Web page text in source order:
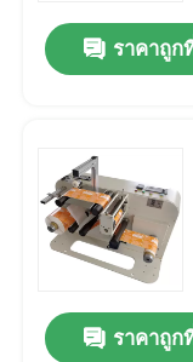
สินค้า
วิดีโอ
เกี่ยวกับเรา
ราคาถูก
ราคาถูก